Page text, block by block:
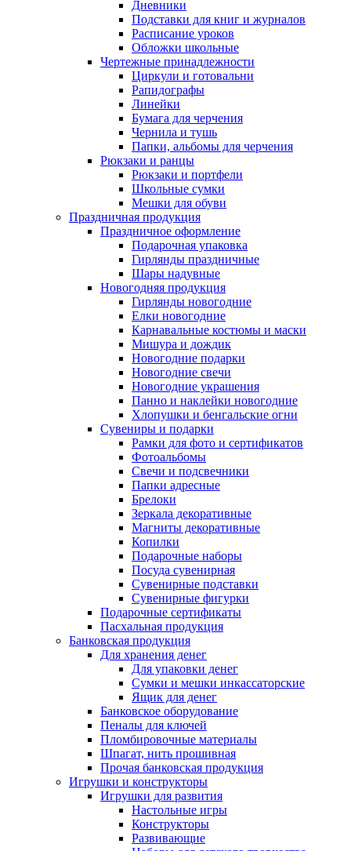
Дневники
Подставки для книг и журналов
Расписание уроков
Обложки школьные
Чертежные принадлежности
Циркули и готовальни
Рапидографы
Линейки
Бумага для черчения
Чернила и тушь
Папки, альбомы для черчения
Рюкзаки и ранцы
Рюкзаки и портфели
Школьные сумки
Мешки для обуви
Праздничная продукция
Праздничное оформление
Подарочная упаковка
Гирлянды праздничные
Шары надувные
Новогодняя продукция
Гирлянды новогодние
Елки новогодние
Карнавальные костюмы и маски
Мишура и дождик
Новогодние подарки
Новогодние свечи
Новогодние украшения
Панно и наклейки новогодние
Хлопушки и бенгальские огни
Сувениры и подарки
Рамки для фото и сертификатов
Фотоальбомы
Свечи и подсвечники
Папки адресные
Брелоки
Зеркала декоративные
Магниты декоративные
Копилки
Подарочные наборы
Посуда сувенирная
Сувенирные подставки
Сувенирные фигурки
Подарочные сертификаты
Пасхальная продукция
Банковская продукция
Для хранения денег
Для упаковки денег
Сумки и мешки инкассаторские
Ящик для денег
Банковское оборудование
Пеналы для ключей
Пломбировочные материалы
Шпагат, нить прошивная
Прочая банковская продукция
Игрушки и конструкторы
Игрушки для развития
Настольные игры
Конструкторы
Развивающие